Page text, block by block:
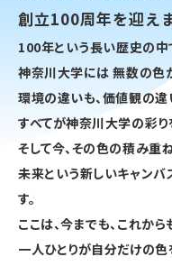
創立100周年を迎えま
100年という長い歴史の中
神奈川大学には 無数の色が
環境の違いも、価値観の違
すべてが神奈川大学の彩り
そして今、その色の積み重
未来という新しいキャンバ
す。
ここは、今までも、これから
一人ひとりが自分だけの色